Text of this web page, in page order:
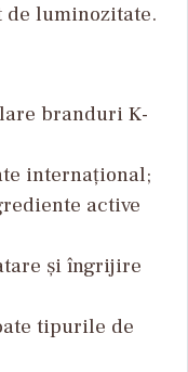
luminozitate.
branduri K-
internațional;
active
și îngrijire
tipurile de